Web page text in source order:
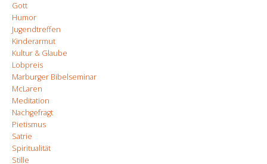
Gott
Humor
Jugendtreffen
Kinderarmut
Kultur & Glaube
Lobpreis
Marburger Bibelseminar
McLaren
Meditation
Nachgefragt
Pietismus
Satrie
Spiritualität
Stille